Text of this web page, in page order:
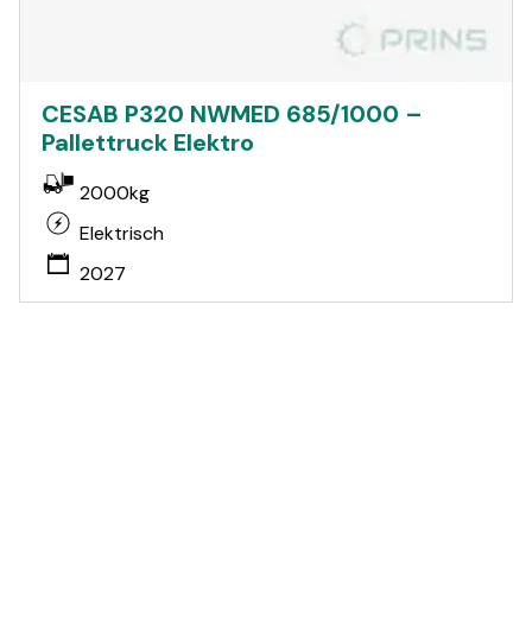
CESAB P320 NWMED 685/1000 –
Pallettruck Elektro
2000kg
Elektrisch
2027